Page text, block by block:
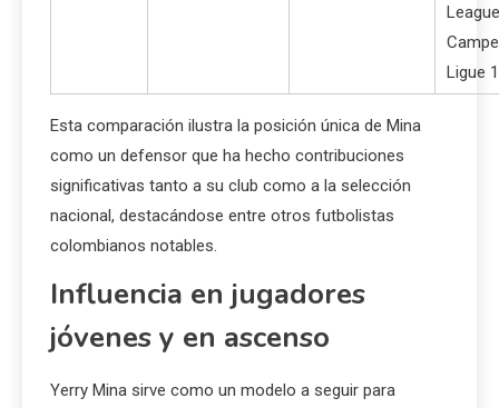
Ligue 1
Esta comparación ilustra la posición única de Mina
como un defensor que ha hecho contribuciones
significativas tanto a su club como a la selección
nacional, destacándose entre otros futbolistas
colombianos notables.
Influencia en jugadores
jóvenes y en ascenso
Yerry Mina sirve como un modelo a seguir para